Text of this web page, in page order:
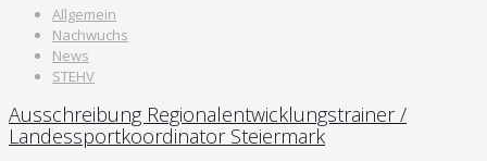
Allgemein
Nachwuchs
News
STEHV
Ausschreibung Regionalentwicklungstrainer /
Landessportkoordinator Steiermark